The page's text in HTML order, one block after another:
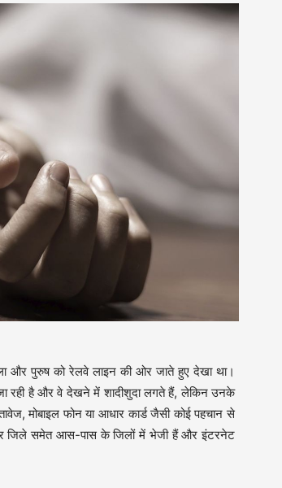
और पुरुष को रेलवे लाइन की ओर जाते हुए देखा था।
रही है और वे देखने में शादीशुदा लगते हैं, लेकिन उनके
मोबाइल फोन या आधार कार्ड जैसी कोई पहचान से
जिले समेत आस-पास के जिलों में भेजी हैं और इंटरनेट